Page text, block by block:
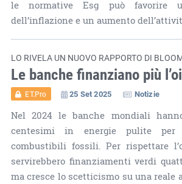
le normative Esg può favorire
dell’inflazione e un aumento
LO RIVELA UN NUOVO RAPPORTO DI
Le banche finanziano più
ET.Pro 25 Set 2025 Notizie
Nel 2024 le banche mondiali
centesimi in energie pulite
combustibili fossili. Per rispettare
servirebbero finanziamenti verdi
ma cresce lo scetticismo su una reale